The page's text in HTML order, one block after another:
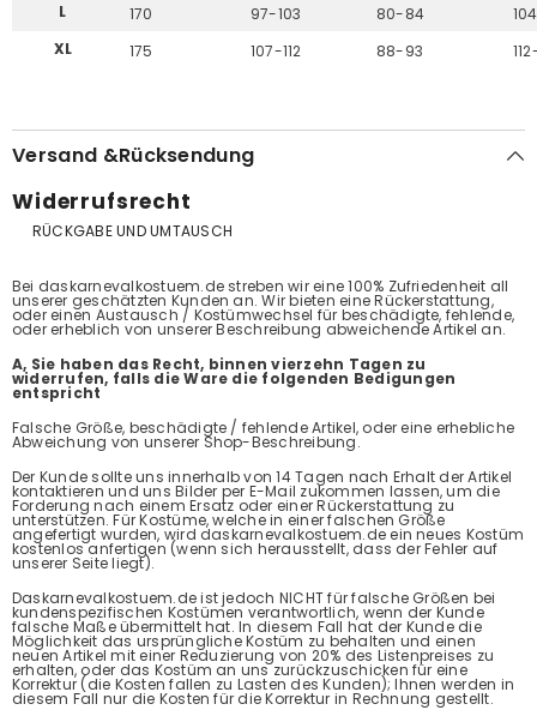
L
170 97-103 80-84
XL
175 107-112 88-93
Versand &Rücksendung
Widerrufsrecht
RÜCKGABE UND UMTAUSCH
Bei daskarnevalkostuem.de streben wir eine 100% Zufriedenheit all
unserer geschätzten Kunden an. Wir bieten eine Rückerstattung,
oder einen Austausch / Kostümwechsel für beschädigte, fehlende,
oder erheblich von unserer Beschreibung abweichende Artikel an.
A, Sie haben das Recht, binnen vierzehn Tagen zu
widerrufen, falls die Ware die folgenden Bedigungen
entspricht
Falsche Größe, beschädigte / fehlende Artikel, oder eine erhebliche
Abweichung von unserer Shop-Beschreibung.
Der Kunde sollte uns innerhalb von 14 Tagen nach Erhalt der Artikel
kontaktieren und uns Bilder per E-Mail zukommen lassen, um die
Forderung nach einem Ersatz oder einer Rückerstattung zu
unterstützen. Für Kostüme, welche in einer falschen Größe
angefertigt wurden, wird daskarnevalkostuem.de ein neues Kostüm
kostenlos anfertigen (wenn sich herausstellt, dass der Fehler auf
unserer Seite liegt).
Daskarnevalkostuem.de ist jedoch NICHT für falsche Größen bei
kundenspezifischen Kostümen verantwortlich, wenn der Kunde
falsche Maße übermittelt hat. In diesem Fall hat der Kunde die
Möglichkeit das ursprüngliche Kostüm zu behalten und einen
neuen Artikel mit einer Reduzierung von 20% des Listenpreises zu
erhalten, oder das Kostüm an uns zurückzuschicken für eine
Korrektur (die Kosten fallen zu Lasten des Kunden); Ihnen werden in
diesem Fall nur die Kosten für die Korrektur in Rechnung gestellt.